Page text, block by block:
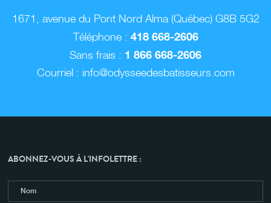
1671, avenue du Pont Nord Alma (Québec) G8B 5G2
Téléphone : 418 668-2606
Sans frais : 1 866 668-2606
Courriel : info@odysseedesbatisseurs.com
ABONNEZ-VOUS À L'INFOLETTRE :